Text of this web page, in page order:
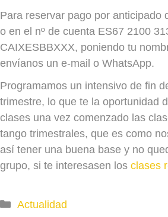
Para reservar pago por anticipado
o en el nº de cuenta ES67 2100
CAIXESBBXXX, poniendo tu
envíanos un e-mail o WhatsApp.
Programamos un intensivo de fin
trimestre, lo que te la oportunidad
clases una vez comenzado las
tango trimestrales, que es como
así tener una buena base y no
grupo, si te interesasen los clases
Categories
Actualidad